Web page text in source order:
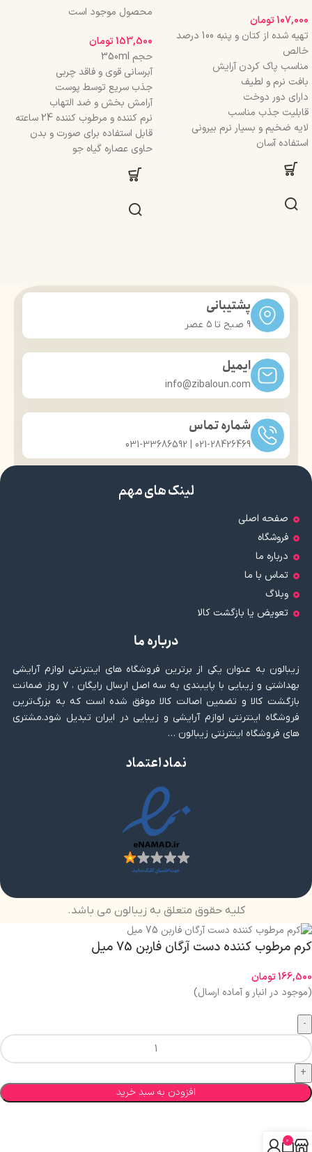
107,000تومان
تهیه شده از کتان و پنبه 100 درصد
خالص
مناسب پاک کردن آرایش
بافت نرم و لطیف
دارای دور دوخت
قابلیت جذب مناسب
لایه ضخیم و بسیار نرم بیرونی
استفاده آسان
محصول موجود است
153,500تومان
حجم 350ml
آبرسانی قوی و فاقد چربی
جذب سریع توسط پوست
آرامش بخش و ضد التهاب
نرم کننده و مرطوب کننده 24 ساعته
قابل استفاده برای صورت و بدن
حاوی عصاره گیاه جو
پشتیبانی
9 صبح تا ۵ عصر
ایمیل
info@zibaloun.com
شماره تماس
021-28426469 | 031-33686592
لینک های مهم
صفحه اصلی
فروشگاه
درباره ما
تماس با ما
وبلاگ
تعویض یا بازگشت کالا
درباره ما
زیبالون به عنوان یکی از برترین فروشگاه های اینترنتی لوازم آرایشی
بهداشتی و زیبایی با پایبندی به سه اصل ارسال رایگان ، ۷ روز ضمانت
بازگشت کالا و تضمین اصالت کالا موفق شده است که به بزرگ‌ترین
فروشگاه اینترنتی لوازم آرایشی و زیبایی در ایران تبدیل شود.مشتری
های فروشگاه اینترنتی زیبالون …
نماد اعتماد
کلیه حقوق متعلق به زیبالون می باشد.
کرم مرطوب کننده دست آرگان فاربن 75 میل
166,500تومان
(موجود در انبار و آماده ارسال)
افزودن به سبد خرید
0